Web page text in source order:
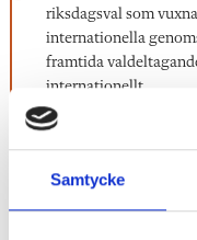
Samtycke
riksdagsval som
internationella
framtida
internationellt.
Länk till rapporten och
ICCS 2022 Kunskaper,